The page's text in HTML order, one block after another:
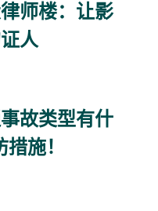
师楼：让影
人
故类型有什
施！